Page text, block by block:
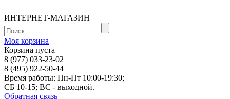
ИНТЕРНЕТ-МАГАЗИН
Моя корзина
Корзина пуста
8 (977) 033-23-02
8 (495) 922-50-44
Время работы: Пн-Пт 10:00-19:30;
СБ 10-15; ВС - выходной.
Обратная связь